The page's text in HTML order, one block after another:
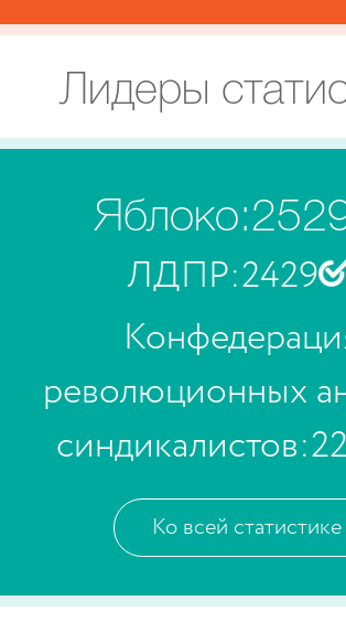
Лидеры
Яблоко:
ЛДПР:2429
революционных
синдикалистов:
Ко всей статистике